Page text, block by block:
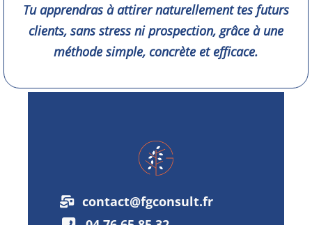
Tu apprendras à attirer naturellement tes futurs
clients, sans stress ni prospection, grâce à une
méthode simple, concrète et efficace.
contact@fgconsult.fr